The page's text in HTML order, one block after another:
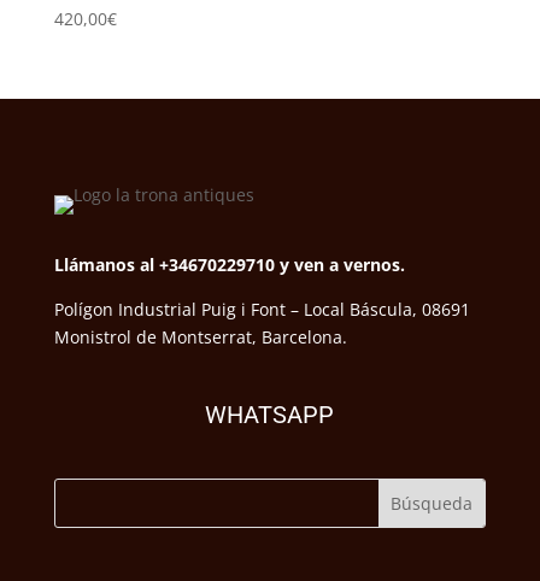
420,00€
Llámanos al +34670229710 y ven a vernos.
Polígon Industrial Puig i Font – Local Báscula, 08691
Monistrol de Montserrat, Barcelona.
WHATSAPP